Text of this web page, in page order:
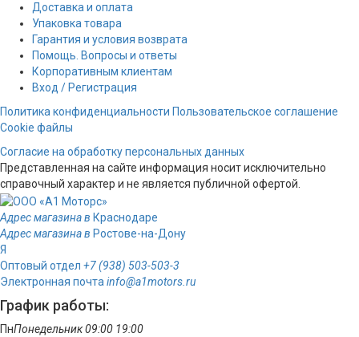
Доставка и оплата
Упаковка товара
Гарантия и условия возврата
Помощь. Вопросы и ответы
Корпоративным клиентам
Вход / Регистрация
Политика конфиденциальности Пользовательское соглашение
Cookie файлы
Согласие на обработку персональных данных
Представленная на сайте информация носит исключительно
справочный характер и не является публичной офертой.
Адрес магазина в Краснодаре
Адрес магазина в Ростове-на-Дону
Я
Оптовый отдел +7 (938) 503-503-3
Электронная почта info@a1motors.ru
График работы:
ПнПонедельник09:00 19:00